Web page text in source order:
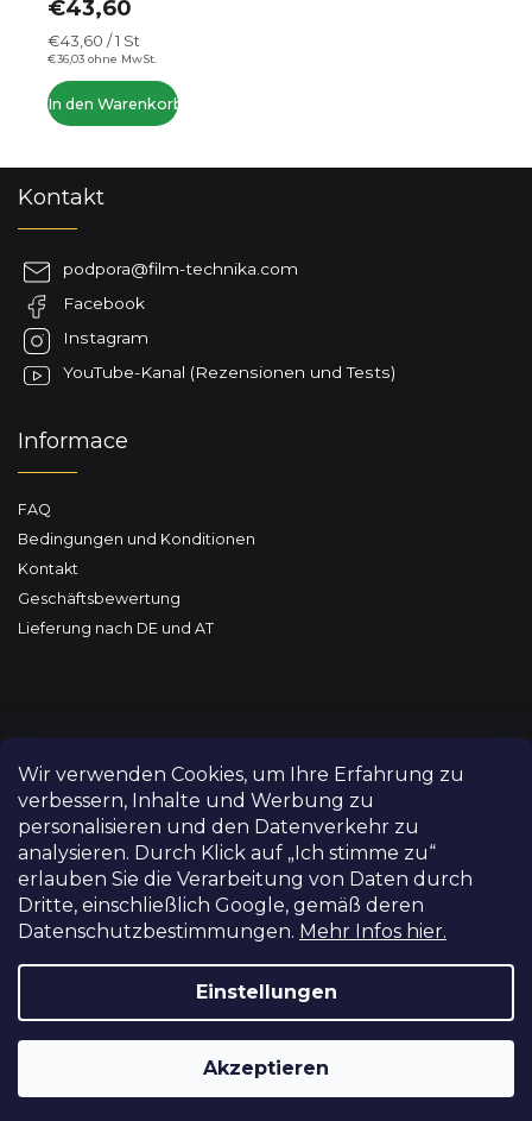
Wir verwenden Cookies, um Ihre Erfahrung zu
verbessern, Inhalte und Werbung zu
personalisieren und den Datenverkehr zu
analysieren. Durch Klick auf „Ich stimme zu“
erlauben Sie die Verarbeitung von Daten durch
Dritte, einschließlich Google, gemäß deren
Datenschutzbestimmungen. Mehr Infos hier.
Einstellungen
Akzeptieren
Kontakt
podpora@film-technika.com
Facebook
Instagram
YouTube-Kanal (Rezensionen und Tests)
Informace
FAQ
Bedingungen und Konditionen
Kontakt
Geschäftsbewertung
Lieferung nach DE und AT
Erstellt von Shoptet
Copyright 2026FILM-TECHNIKA. Alle Rechte vorbehalten.
Cookie-Einstellungen ändern